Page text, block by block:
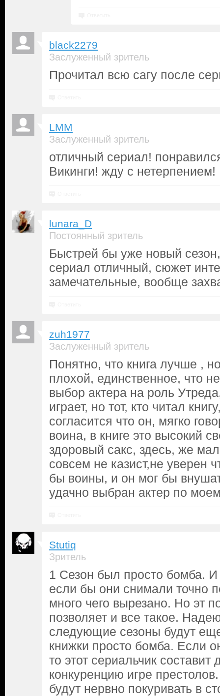
black2279
Заслуженный зритель
Прочитал всю сагу после
LMM
Заслуженный зритель
отличный сериал!
Викинги! жду с нетерпением!
lunara_D
Постоянный зритель
Быстрей бы уже новый
сериал отличный, сюжет
замечательные, вообще
zuh1977
Заслуженный зритель
Понятно, что книга лучше ,
плохой, единственное, что
выбор актера на роль
играет, но тот, кто читал
согласится что он, мягко
воина, в книге это высокий
здоровый сакс, здесь, же
совсем не казист,не уверен
бы воины, и он мог бы
удачно выбран актер по
Stutiq
Зритель
1 Сезон был просто бомба.
если бы они снимали точно
много чего вырезано. Но эт
позволяет и все такое.
следующие сезоны будут
книжки просто бомба. Если
то этот сериальчик составит
конкуренцию игре
будут нервно покуривать в